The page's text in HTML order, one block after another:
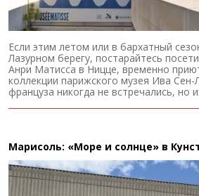
Если этим летом или в бархатный
Лазурном берегу, постарайтесь
Анри Матисса в Ницце, временно
коллекции парижского музея Ива
француза никогда не встречались, но
Марисоль: «Море и солнце» в